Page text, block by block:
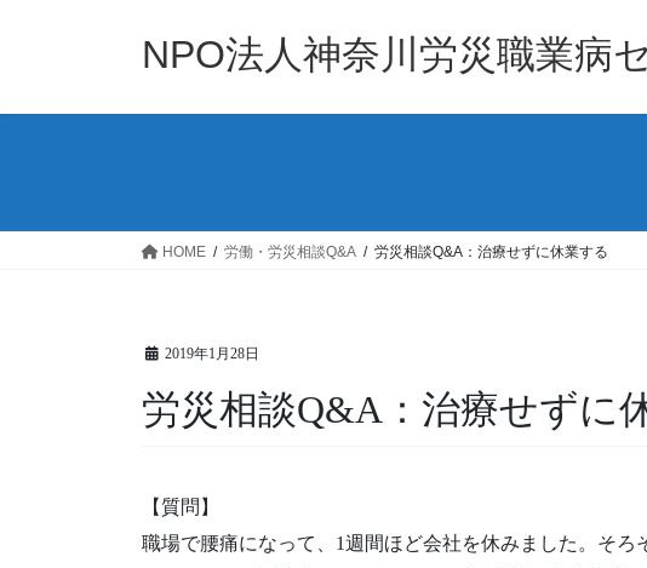
NPO法人神奈川労災職業病
HOME 労働・労災相談Q&A 労災相談Q&A：治療せずに休業する
2019年1月28日
労災相談Q&A：治療せずに
【質問】
職場で腰痛になって、1週間ほど会社を休みました。そ